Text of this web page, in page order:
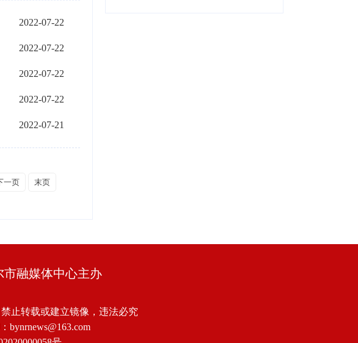
2022-07-22
2022-07-22
2022-07-22
2022-07-22
2022-07-21
一页 末页
融媒体中心主办
止转载或建立镜像，违法必究
bynrnews@163.com